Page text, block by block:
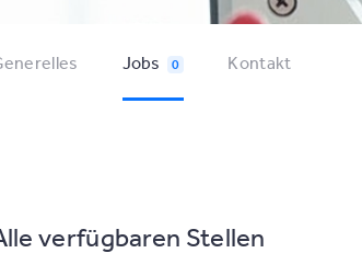
Jobs 0 Kontakt
verfügbaren Stellen